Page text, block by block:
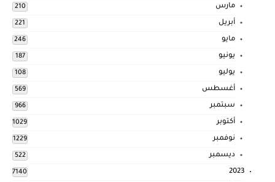
مارس 210
أبريل 221
مايو 246
يونيو 187
يوليو 108
أغسطس 569
سبتمبر 966
أكتوبر 1029
نوفمبر 1229
ديسمبر 522
2023
7140